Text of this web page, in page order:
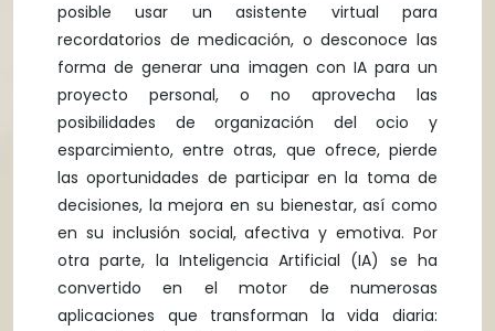
posible usar un asistente virtual para
recordatorios de medicación, o desconoce las
forma de generar una imagen con IA para un
proyecto personal, o no aprovecha las
posibilidades de organización del ocio y
esparcimiento, entre otras, que ofrece, pierde
las oportunidades de participar en la toma de
decisiones, la mejora en su bienestar, así como
en su inclusión social, afectiva y emotiva. Por
otra parte, la Inteligencia Artificial (IA) se ha
convertido en el motor de numerosas
aplicaciones que transforman la vida diaria: